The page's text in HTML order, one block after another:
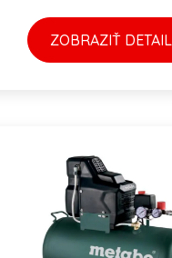
ZOBRAZIŤ DETAIL